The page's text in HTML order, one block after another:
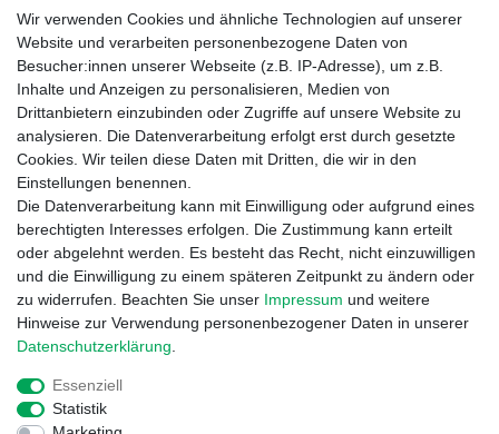
Service Hotline
+49 (0) 52 50 / 99 290 30
Montag - Freitag, 09:00 - 15:30
Informationen
Zahlung und Versand
Garantieerklärung
Info Reklamationen
Batteriegesetz
Vertrag widerrufen
Wir verwenden Cookies und ähnliche Technologien auf unserer
Website und verarbeiten personenbezogene Daten von
Besucher:innen unserer Webseite (z.B. IP-Adresse), um z.B.
Inhalte und Anzeigen zu personalisieren, Medien von
Drittanbietern einzubinden oder Zugriffe auf unsere Website zu
analysieren. Die Datenverarbeitung erfolgt erst durch gesetzte
Cookies. Wir teilen diese Daten mit Dritten, die wir in den
Einstellungen benennen.
Die Datenverarbeitung kann mit Einwilligung oder aufgrund eines
berechtigten Interesses erfolgen. Die Zustimmung kann erteilt
oder abgelehnt werden. Es besteht das Recht, nicht einzuwilligen
und die Einwilligung zu einem späteren Zeitpunkt zu ändern oder
zu widerrufen. Beachten Sie unser Impressum und weitere
Hinweise zur Verwendung personenbezogener Daten in unserer
Daten­schutz­erklärung
Essenziell
Statistik